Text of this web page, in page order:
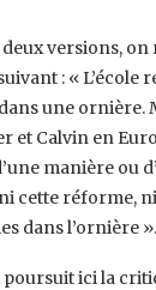
versions, on
: «
une
et Calvin en
manière ou
cette réforme,
dans l’ornière ».‎
ici la